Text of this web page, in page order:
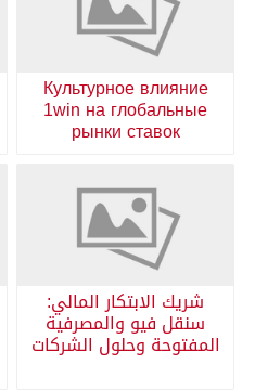
Культурное влияние
1win на глобальные
рынки ставок
شريك الابتكار المالي:
سنقل فيو والمصرفية
المفتوحة وحلول الشركات